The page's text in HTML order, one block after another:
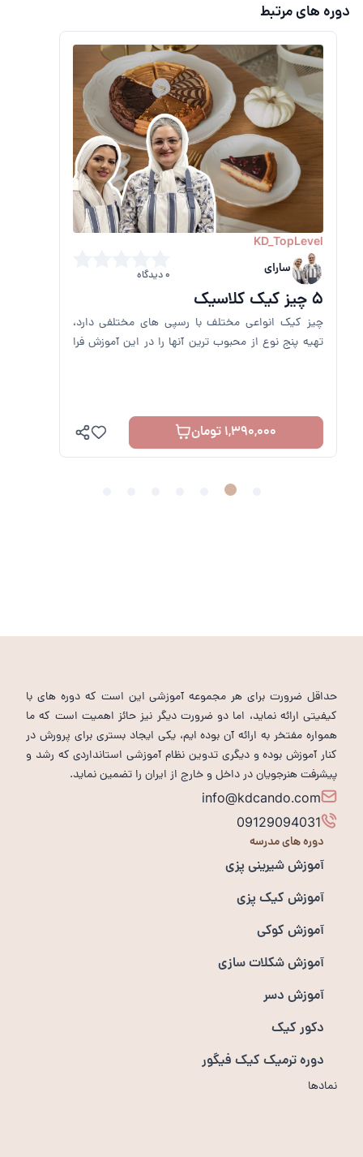
دوره های مرتبط
KD_TopLevel
سارای 0 دیدگاه
6 کیک براونی
براونی ها علی الخصوص در آمریکای شمالی، دسر خانگی
رایجی هستند و در رستوران ها، بستنی فروشی ها و
1,490,000 تومان
حداقل ضرورت برای هر مجموعه آموزشی این است که دوره های با
کیفیتی ارائه نماید، اما دو ضرورت دیگر نیز حائز اهمیت است که ما
همواره مفتخر به ارائه آن بوده ایم، یکی ایجاد بستری برای پرورش در
کنار آموزش بوده و دیگری تدوین نظام آموزشی استانداردی که رشد و
پیشرفت هنرجویان در داخل و خارج از ایران را تضمین نماید.
info@kdcando.com
09129094031
دوره های مدرسه
آموزش شیرینی پزی
آموزش کیک پزی
آموزش کوکی
آموزش شکلات سازی
آموزش دسر
دکور کیک
دوره ترمیک کیک فیگور
نمادها